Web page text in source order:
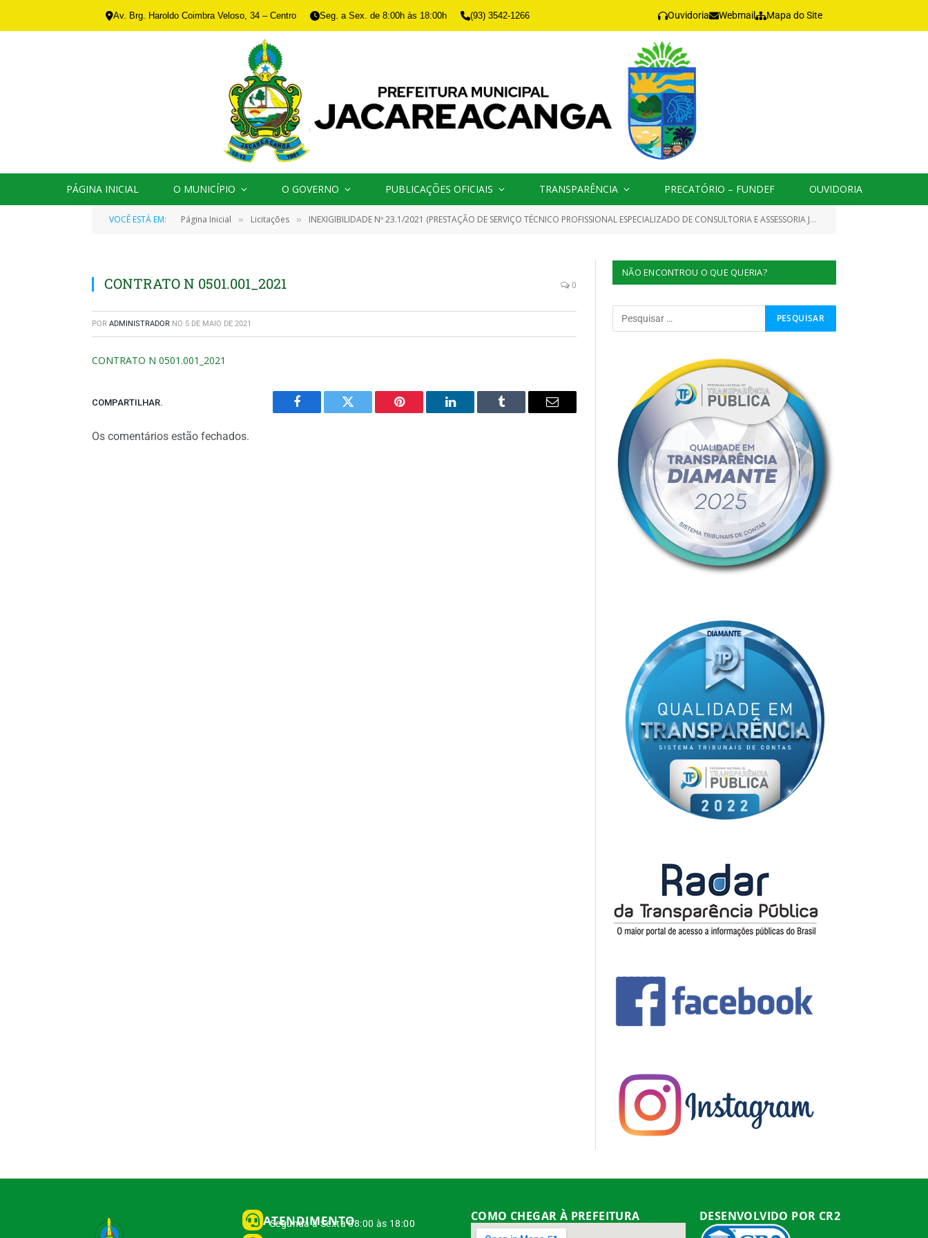
Av. Brg. Haroldo Coimbra Veloso, 34 – Centro Seg. a Sex. de 8:00h às 18:00h (93) 3542-1266 Ouvidoria Webmail Mapa do Site
PÁGINA INICIAL O MUNICÍPIO O GOVERNO PUBLICAÇÕES OFICIAIS TRANSPARÊNCIA PRECATÓRIO – FUNDEF OUVIDORIA
VOCÊ ESTÁ EM: Página Inicial » Licitações » INEXIGIBILIDADE Nº 23.1/2021 (PRESTAÇÃO DE SERVIÇO TÉCNICO PROFISSIONAL ESPECIALIZADO DE CONSULTORIA E ASSESSORIA JURÍDICA E PATROCÍNIO OU DEFESA)
CONTRATO N 0501.001_2021 0
POR ADMINISTRADOR NO 5 DE MAIO DE 2021
CONTRATO N 0501.001_2021
COMPARTILHAR.
Facebook Twitter Pinterest
O
Tumblr
E-
Os comentários estão fechados.
NÃO ENCONTROU O QUE QUERIA?
ATENDIMENTO
Segunda à Sexta 08:00 às 18:00 COMO CHEGAR À PREFEITURA DESENVOLVIDO POR CR2